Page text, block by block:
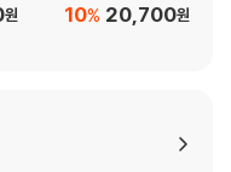
원 20,700원
10%